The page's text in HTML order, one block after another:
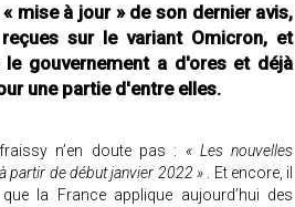
mise à jour » de son dernier avis,
sur le variant Omicron, et
gouvernement a d'ores et déjà
une partie d'entre elles.
n’en doute pas : « Les nouvelles
partir de début janvier 2022 »
. Et encore, il
la France applique aujourd’hui des